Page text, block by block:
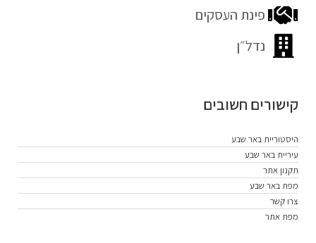
פינת העסקים
נדל״ן
קישורים חשובים
היסטוריית באר שבע
עיריית באר שבע
תקנון אתר
מפת באר שבע
צרו קשר
מפת אתר